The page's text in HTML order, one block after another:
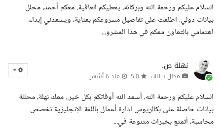
السلام عليكم ورحمة الله وبركاته، يعطيكم العافية. معكم أحمد، محلل
بيانات دولي. اطلعت على تفاصيل مشروعكم بعناية، ويسعدني إبداء
اهتمامي بالتعاون معكم في هذا المشرو...
نهلة ص.
محلل بيانات منذ 6 أشهر
السلام عليكم ورحمة الله، أسعد الله أوقاتكم بكل خير.. معك نهلة، محللة
بيانات حاصلة على بكالريوس إدارة أعمال باللغة الإنجليزية تخصص
محاسبة، أتمتع بخبرات متنوعة في...